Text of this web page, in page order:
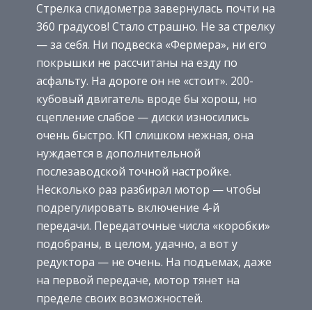
Стрелка спидометра завернулась почти на
360 градусов! Стало страшно. Не за стрелку
— за себя. Ни подвеска «Фермера», ни его
покрышки не рассчитаны на езду по
асфальту. На дороге он не «стоит». 200-
кубовый двигатель вроде бы хорош, но
сцепление слабое — диски износились
очень быстро. КП слишком нежная, она
нуждается в дополнительной
послезаводской точной настройке.
Несколько раз разбирал мотор — чтобы
подрегулировать включение 4-й
передачи. Передаточные числа «коробки»
подобраны, в целом, удачно, а вот у
редуктора — не очень. На подъемах, даже
на первой передаче, мотор тянет на
пределе своих возможностей.